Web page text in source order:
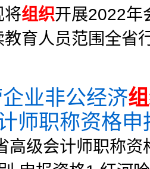
将组织开展2022
育人员范围全省
业非公经济
师职称资格
高级会计师职称